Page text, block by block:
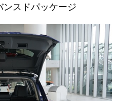
ンスドパッケージ